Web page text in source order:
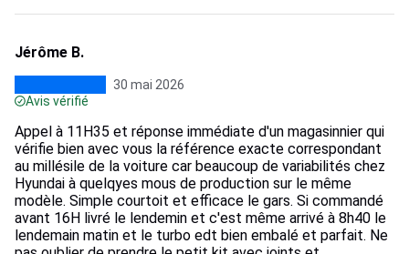
Jérôme B.
30 mai 2026
Avis vérifié
Appel à 11H35 et réponse immédiate d'un magasinnier qui
vérifie bien avec vous la référence exacte correspondant
au millésile de la voiture car beaucoup de variabilités chez
Hyundai à quelqyes mous de production sur le même
modèle. Simple courtoit et efficace le gars. Si commandé
avant 16H livré le lendemin et c'est même arrivé à 8h40 le
lendemain matin et le turbo edt bien embalé et parfait. Ne